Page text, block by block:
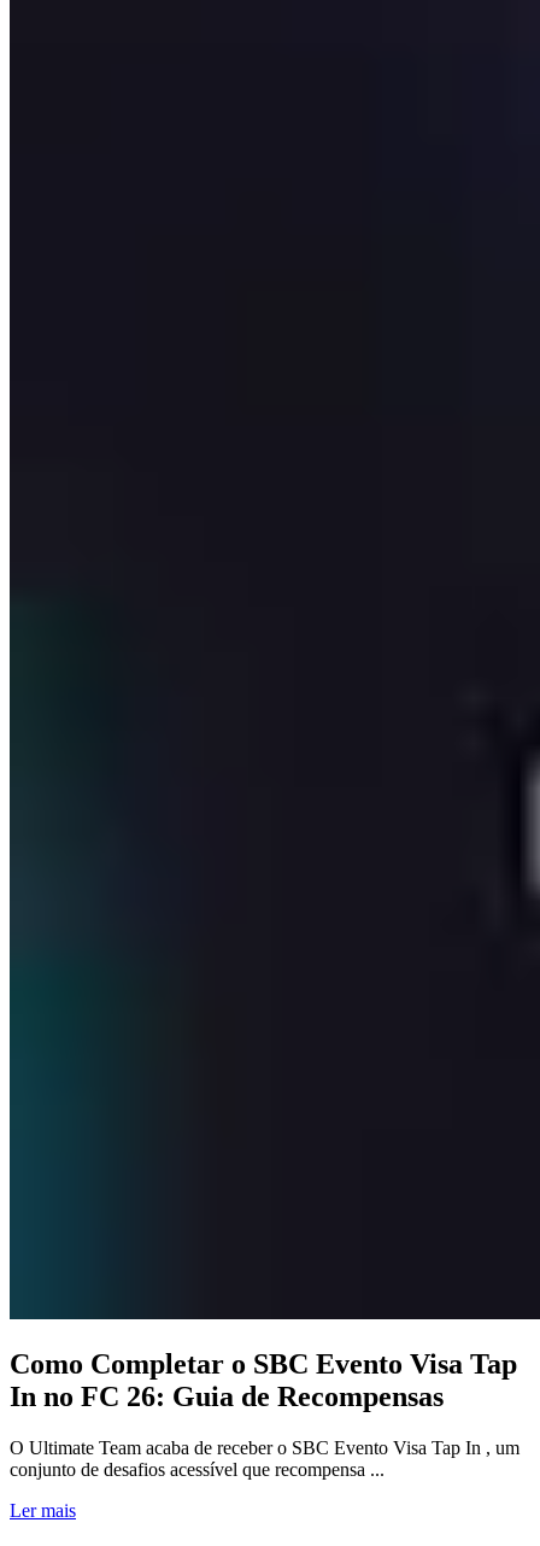
Como Completar o SBC Evento Visa Tap
In no FC 26: Guia de Recompensas
O Ultimate Team acaba de receber o SBC Evento Visa Tap In , um
conjunto de desafios acessível que recompensa ...
Ler mais